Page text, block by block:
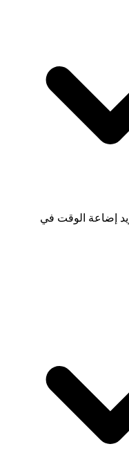
إضاعة الوقت في